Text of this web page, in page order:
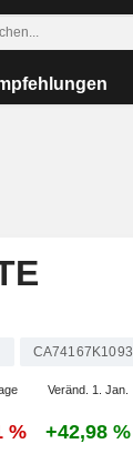
CA74167K1093
Veränd. 1. Jan.
% +42,98 %